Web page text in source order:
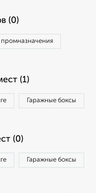
(0)
промназначения
(1)
Гаражные боксы
(0)
Гаражные боксы